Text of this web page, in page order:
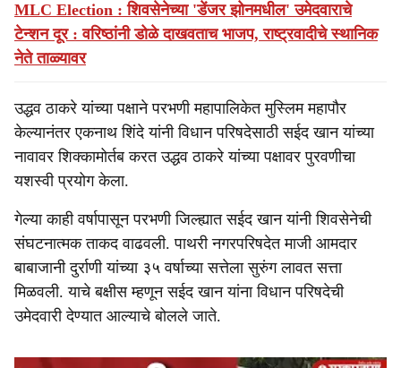
MLC Election : शिवसेनेच्या 'डेंजर झोनमधील' उमेदवाराचे
टेन्शन दूर : वरिष्ठांनी डोळे दाखवताच भाजप, राष्ट्रवादीचे स्थानिक
नेते ताळ्यावर
उद्धव ठाकरे यांच्या पक्षाने परभणी महापालिकेत मुस्लिम महापौर
केल्यानंतर एकनाथ शिंदे यांनी विधान परिषदेसाठी सईद खान यांच्या
नावावर शिक्कामोर्तब करत उद्धव ठाकरे यांच्या पक्षावर पुरवणीचा
यशस्वी प्रयोग केला.
गेल्या काही वर्षापासून परभणी जिल्ह्यात सईद खान यांनी शिवसेनेची
संघटनात्मक ताकद वाढवली. पाथरी नगरपरिषदेत माजी आमदार
बाबाजानी दुर्राणी यांच्या ३५ वर्षाच्या सत्तेला सुरुंग लावत सत्ता
मिळवली. याचे बक्षीस म्हणून सईद खान यांना विधान परिषदेची
उमेदवारी देण्यात आल्याचे बोलले जाते.